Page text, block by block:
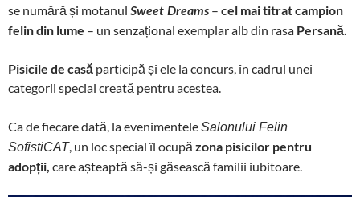
se numără și motanul Sweet Dreams – cel mai titrat campion
felin din lume – un senzațional exemplar alb din rasa Persană.
Pisicile de casă participă și ele la concurs, în cadrul unei
categorii special creată pentru acestea.
Ca de fiecare dată, la evenimenteleSalonului Felin
SofistiCAT, un loc special îl ocupă zona pisicilor pentru
adopții, care așteaptă să-și găsească familii iubitoare.